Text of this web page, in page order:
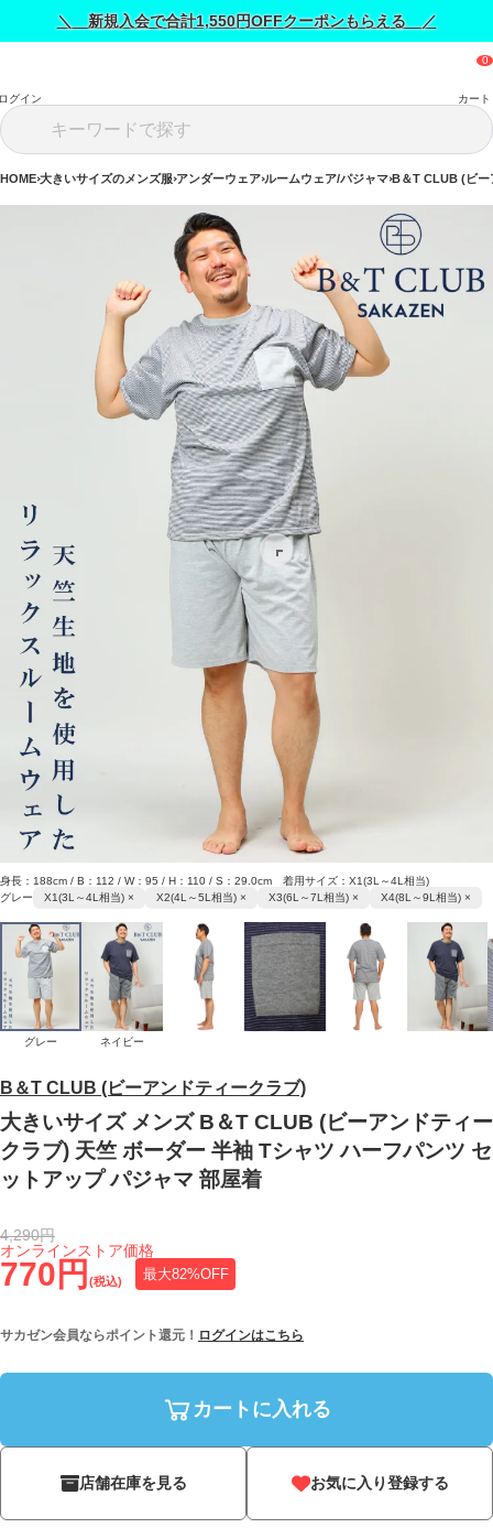
＼ 新規入会で合計1,550円OFFクーポンもらえる ／
グイン カート
HOME 大きいサイズのメンズ服 アンダーウェア ルームウェア/パジャマ B＆T CLUB (ビー
B＆T CLUB (ビーアンドティークラブ)
大きいサイズ メンズ B＆T CLUB (ビーアンドティー
クラブ) 天竺 ボーダー 半袖 Tシャツ ハーフパンツ セ
ットアップ パジャマ 部屋着
770円 (税込) 最大82%OFF
オンラインストア価格
4,290円
サカゼン会員ならポイント還元！ ログインはこちら
カートに入れる
店舗在庫を見る お気に入り登録する
身長：188cm / B：112 / W：95 / H：110 / S：29.0cm 着用サイズ：X1(3L～4L相当)
グレー
X1(3L～4L相当) × X2(4L～5L相当) × X3(6L～7L相当) × X4(8L～9L相当) ×
グレー ネイビー